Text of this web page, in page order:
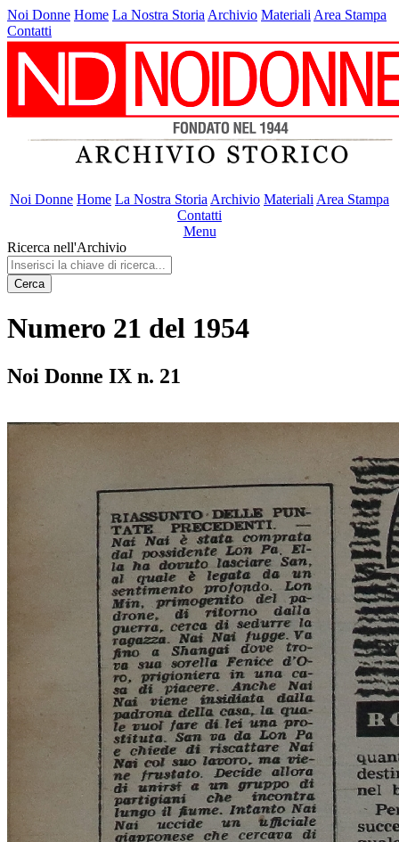
Noi Donne Home La Nostra Storia Archivio Materiali Area Stampa
Contatti
Noi Donne Home La Nostra Storia Archivio Materiali Area Stampa
Contatti
Menu
Ricerca nell'Archivio
Cerca
Numero 21 del 1954
Noi Donne IX n. 21